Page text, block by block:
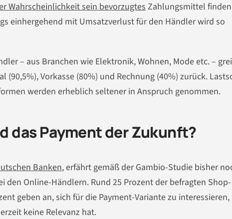
Wahrscheinlichkeit sein bevorzugtesZahlungsmittel
einhergehend mit Umsatzverlust für den Händler wird so
– aus Branchen wie Elektronik, Wohnen, Mode etc. –
(90,5%), Vorkasse (80%) und Rechnung (40%) zurück.
werden erheblich seltener in Anspruch genommen.
das Payment der Zukunft?
Banken, erfährt gemäß der Gambio-Studie bisher
Online-Händlern. Rund 25 Prozent der befragten Shop-
geben an, sich für die Payment-Variante zu interessieren,
keine Relevanz hat.